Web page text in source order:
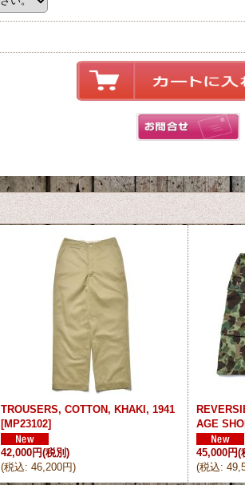
TROUSERS, COTTON, KHAKI, 1941
[MP23102]
42,000円(税別)
(税込: 46,200円)
AGE
45,000円(
(税込: